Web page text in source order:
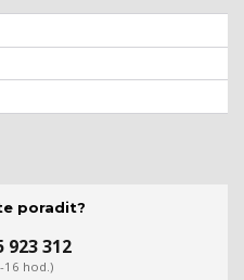
poradit?
923 312
16 hod.)